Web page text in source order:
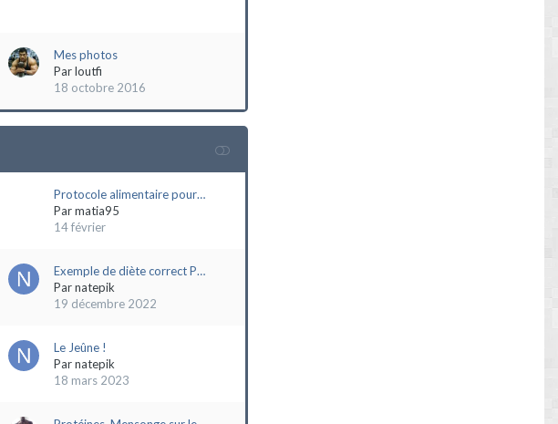
Mes photos
Parloutfi
18 octobre 2016
Protocole alimentaire pour…
Parmatia95
14 février
Exemple de diète correct P…
Parnatepik
19 décembre 2022
Le Jeûne !
Parnatepik
18 mars 2023